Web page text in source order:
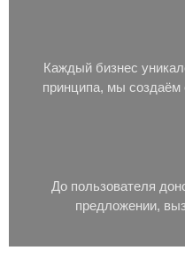
Каждый бизнес
принципа, мы
До пользователя
предложении,